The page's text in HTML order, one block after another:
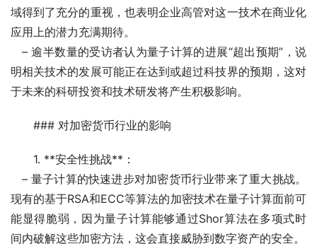
域得到了充分的重视，也表明企业高管对这一技术在商业化
应用上的潜力充满期待。
   – 逾半数量的受访者认为量子计算的进展“超出预期”，说
明相关技术的发展可能正在达到或超过科技界的预期，这对
于未来的科研投资和技术研发将产生积极影响。
### 对加密货币行业的影响
1. **安全性挑战**：
现有的基于RSA和ECC等算法的加密技术在量子计算面前可
能显得脆弱，因为量子计算能够通过Shor算法在多项式时
间内破解这些加密方法，这会直接威胁到数字资产的安全。